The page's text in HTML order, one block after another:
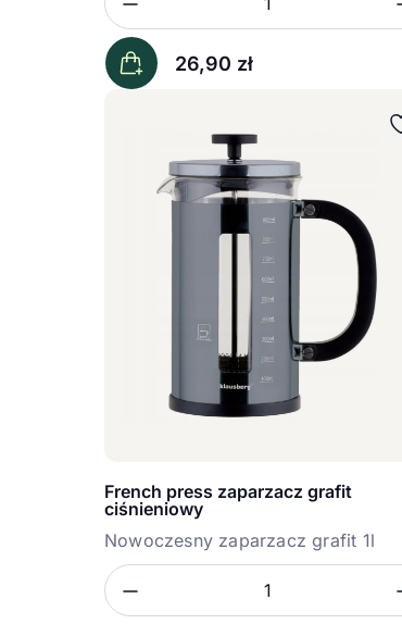
26,90 zł
IlośćZmniejsz ilość
French press zaparzacz grafit
ciśnieniowy
Nowoczesny zaparzacz grafit 1l
IlośćZmniejsz ilość